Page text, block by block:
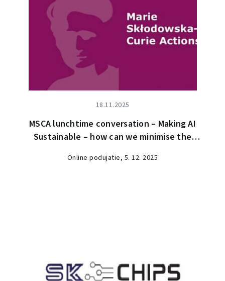
18.11.2025
MSCA lunchtime conversation – Making AI
Sustainable – how can we minimise the
Online podujatie, 5. 12. 2025